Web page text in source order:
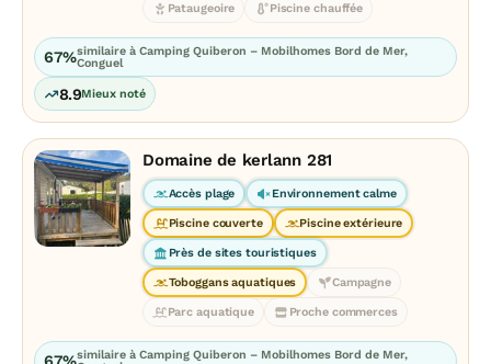
Pataugeoire Piscine chauffée
67%similaire à Camping Quiberon – Mobilhomes Bord de Mer,
Conguel
8.9Mieux noté
Domaine de kerlann 281
Accès plage Environnement calme
Piscine couverte Piscine extérieure
Près de sites touristiques
Toboggans aquatiques Campagne
Parc aquatique Proche commerces
similaire à Camping Quiberon – Mobilhomes Bord de Mer,